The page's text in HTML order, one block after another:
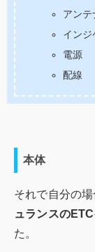
アンテ
インジ
電源
配線
本体
それで自分の
ュランスの
た。